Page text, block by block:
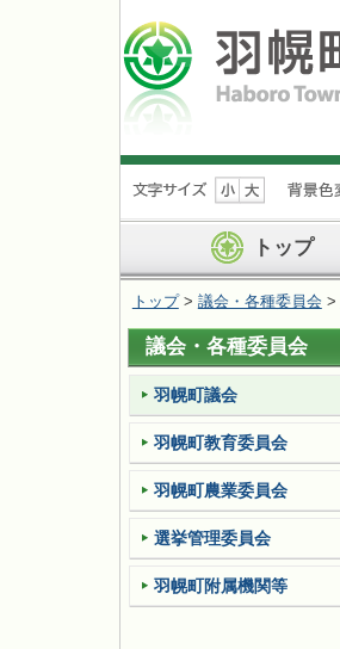
ナ
ビ
ョ
ン
を
飛
ば
す
トップ
トップ> 議会・各種委員会 >
議会・各種委員会
羽幌町議会
羽幌町教育委員会
羽幌町農業委員会
選挙管理委員会
羽幌町附属機関等